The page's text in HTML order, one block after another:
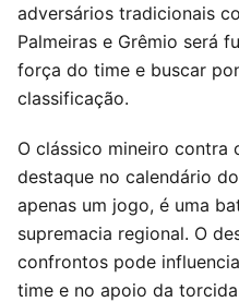
adversários tradicionais
Palmeiras e Grêmio será
força do time e buscar
classificação.
O clássico mineiro contra
destaque no calendário
apenas um jogo, é uma
supremacia regional. O
confrontos pode
time e no apoio da